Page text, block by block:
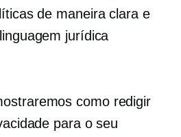
de maneira clara e
jurídica
como redigir
para o seu